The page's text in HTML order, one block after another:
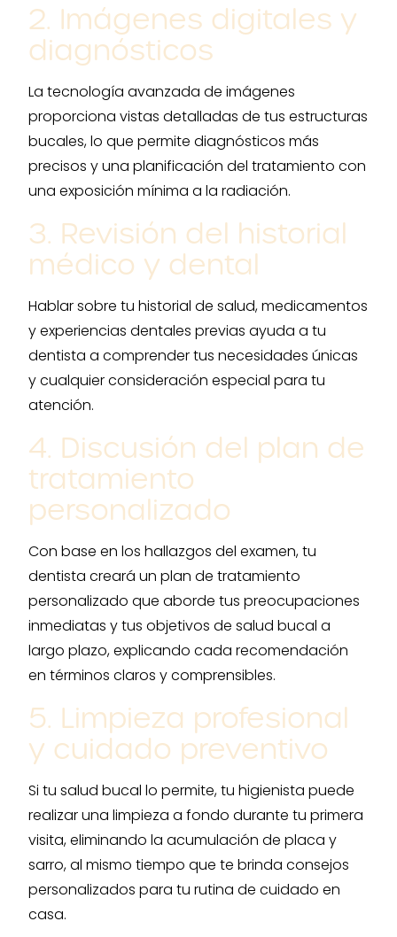
2. Imágenes digitales y
diagnósticos
La tecnología avanzada de imágenes
proporciona vistas detalladas de tus estructuras
bucales, lo que permite diagnósticos más
precisos y una planificación del tratamiento con
una exposición mínima a la radiación.
3. Revisión del historial
médico y dental
Hablar sobre tu historial de salud, medicamentos
y experiencias dentales previas ayuda a tu
dentista a comprender tus necesidades únicas
y cualquier consideración especial para tu
atención.
4. Discusión del plan de
tratamiento
personalizado
Con base en los hallazgos del examen, tu
dentista creará un plan de tratamiento
personalizado que aborde tus preocupaciones
inmediatas y tus objetivos de salud bucal a
largo plazo, explicando cada recomendación
en términos claros y comprensibles.
5. Limpieza profesional
y cuidado preventivo
Si tu salud bucal lo permite, tu higienista puede
realizar una limpieza a fondo durante tu primera
visita, eliminando la acumulación de placa y
sarro, al mismo tiempo que te brinda consejos
personalizados para tu rutina de cuidado en
casa.